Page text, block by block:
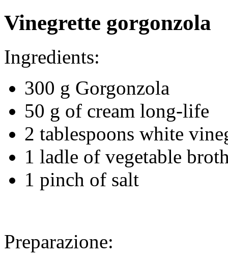
Vinegrette gorgonzola
Ingredients:
300 g Gorgonzola
50 g of cream long-life
2 tablespoons white
1 ladle of vegetable
1 pinch of salt
Preparazione: